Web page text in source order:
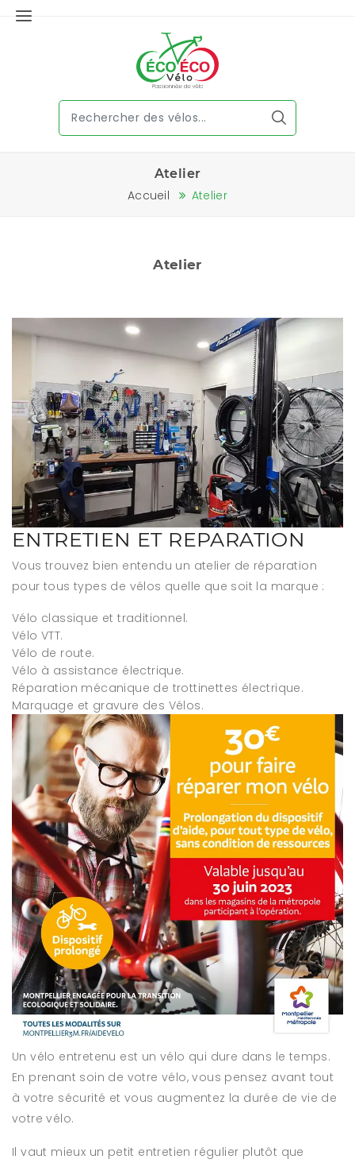
Atelier
Accueil Atelier
Atelier
ENTRETIEN ET REPARATION
Vous trouvez bien entendu un atelier de réparation
pour tous types de vélos quelle que soit la marque :
Vélo classique et traditionnel.
Vélo VTT.
Vélo de route.
Vélo à assistance électrique.
Réparation mécanique de trottinettes électrique.
Marquage et gravure des Vélos.
Un vélo entretenu est un vélo qui dure dans le temps.
En prenant soin de votre vélo, vous pensez avant tout
à votre sécurité et vous augmentez la durée de vie de
votre vélo.
Il vaut mieux un petit entretien régulier plutôt que